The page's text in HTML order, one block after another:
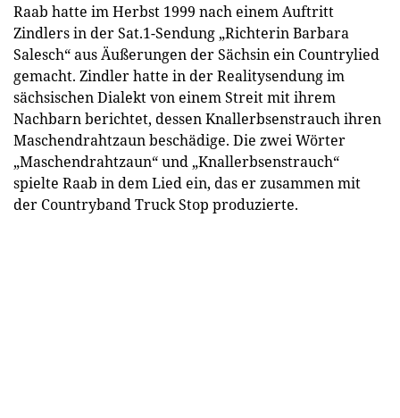
Raab hatte im Herbst 1999 nach einem Auftritt
Zindlers in der Sat.1-Sendung „Richterin Barbara
Salesch“ aus Äußerungen der Sächsin ein Countrylied
gemacht. Zindler hatte in der Realitysendung im
sächsischen Dialekt von einem Streit mit ihrem
Nachbarn berichtet, dessen Knallerbsenstrauch ihren
Maschendrahtzaun beschädige. Die zwei Wörter
„Maschendrahtzaun“ und „Knallerbsenstrauch“
spielte Raab in dem Lied ein, das er zusammen mit
der Countryband Truck Stop produzierte.